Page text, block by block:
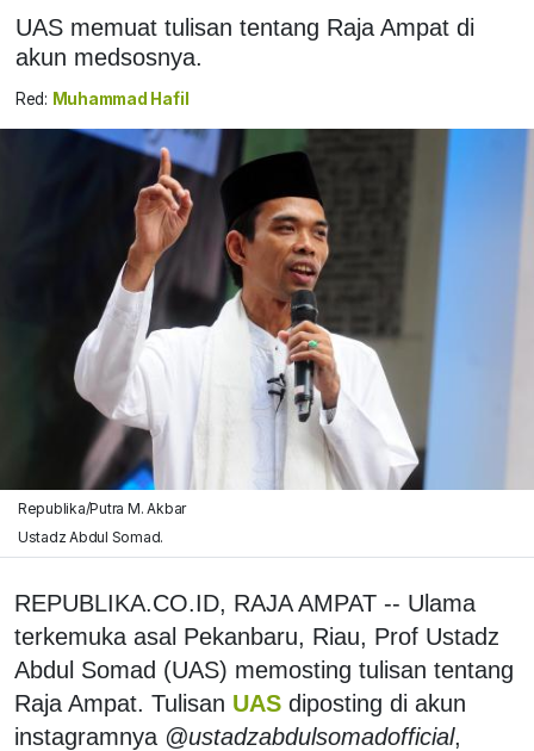
UAS memuat tulisan tentang Raja Ampat di
akun medsosnya.
Red: Muhammad Hafil
Republika/Putra M. Akbar
Ustadz Abdul Somad.
REPUBLIKA.CO.ID, RAJA AMPAT -- Ulama
terkemuka asal Pekanbaru, Riau, Prof Ustadz
Abdul Somad (UAS) memosting tulisan tentang
Raja Ampat. Tulisan UAS diposting di akun
instagramnya @ustadzabdulsomadofficial,